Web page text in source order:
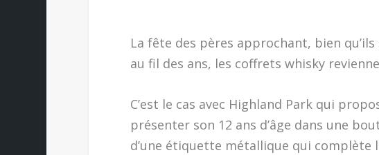
La fête des pères approchant, bien
au fil des ans, les coffrets whisky
C’est le cas avec Highland Park qui
présenter son 12 ans d’âge dans une
d’une étiquette métallique qui